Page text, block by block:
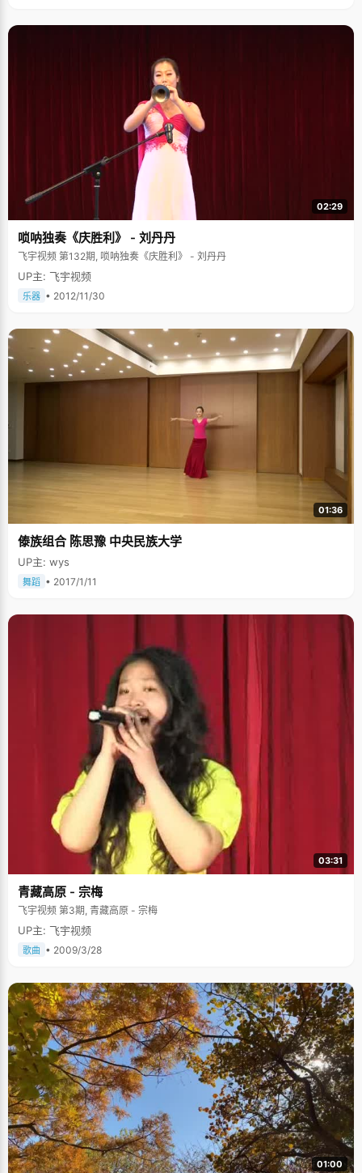
02:29
唢呐独奏《庆胜利》 - 刘丹丹
飞宇视频 第132期, 唢呐独奏《庆胜利》 - 刘丹丹
UP主: 飞宇视频
乐器 • 2012/11/30
01:36
傣族组合 陈思豫 中央民族大学
UP主: wys
舞蹈 • 2017/1/11
03:31
青藏高原 - 宗梅
飞宇视频 第3期, 青藏高原 - 宗梅
UP主: 飞宇视频
歌曲 • 2009/3/28
01:00